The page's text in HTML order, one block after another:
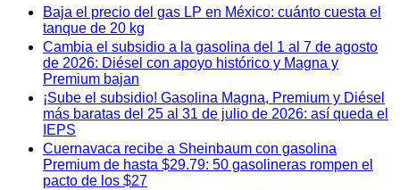
Baja el precio del gas LP en México: cuánto cuesta el
tanque de 20 kg
Cambia el subsidio a la gasolina del 1 al 7 de agosto
de 2026: Diésel con apoyo histórico y Magna y
Premium bajan
¡Sube el subsidio! Gasolina Magna, Premium y Diésel
más baratas del 25 al 31 de julio de 2026: así queda el
IEPS
Cuernavaca recibe a Sheinbaum con gasolina
Premium de hasta $29.79: 50 gasolineras rompen el
pacto de los $27